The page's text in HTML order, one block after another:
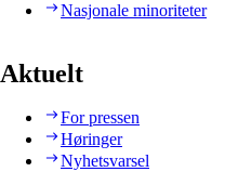
Nasjonale minoriteter
Aktuelt
For pressen
Høringer
Nyhetsvarsel